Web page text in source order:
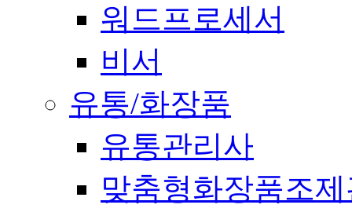
워드프로세서
비서
유통/화장품
유통관리사
맞춤형화장품조